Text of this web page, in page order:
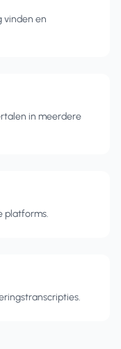
vinden en
in meerdere
platforms.